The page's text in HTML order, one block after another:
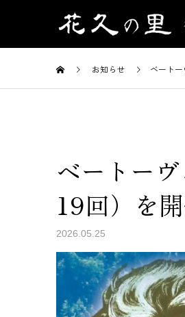
お知らせ ベート
ベートー
19回）を
2026.05.25